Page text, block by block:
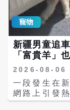
式。 李老普解說公眾號指出，影片中雪豹面對
汽車並未立
可能使雪豹
狀況，加上
者，面對未
立刻逃跑。
若人員下車
發防禦性攻
法。
瞬間緊張不
場拍攝畫面
緩慢靠近觀
臍帶，整個
打或其他攻
物而言，舔
與呼吸，因
非對幼虎產生攻擊意圖
獅子會對老
寵物
新疆男童追
「富貴羊」
2026-08-06
一段發生在
網路上引發
備離開時，